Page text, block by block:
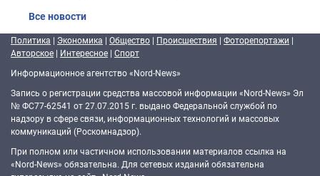
Все новости
Политика | Экономика | Общество | Происшествия | Фоторепортажи |
Авторское | Интересное | Спорт
Информационное агентство «Nord-News»
Запись о регистрации средства массовой информации «Nord-News» Эл
№ ФС77-62541 от 27.07.2015 г. выдано Федеральной службой по
надзору в сфере связи, информационных технологий и массовых
коммуникаций (Роскомнадзор).
При полном или частичном использовании материалов ссылка на
«Nord-News» обязательна. Для сетевых изданий обязательна